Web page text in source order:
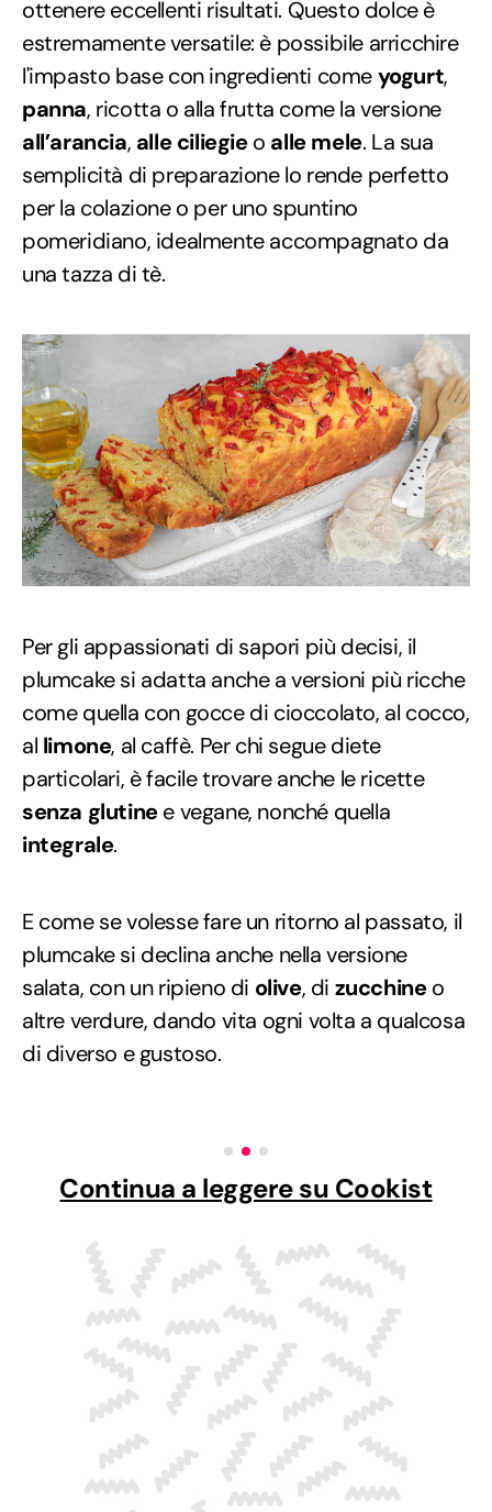
ottenere eccellenti risultati. Questo dolce è
estremamente versatile: è possibile arricchire
l'impasto base con ingredienti comeyogurt,
panna, ricotta o alla frutta come la versione
all’arancia, alle ciliegieo alle mele. La sua
semplicità di preparazione lo rende perfetto
per la colazione o per uno spuntino
pomeridiano, idealmente accompagnato da
una tazza di tè.
Per gli appassionati di sapori più decisi, il
plumcake si adatta anche a versioni più ricche
come quella con gocce di cioccolato, al cocco,
al limone, al caffè. Per chi segue diete
particolari, è facile trovare anche le ricette
senza glutinee vegane, nonché quella
integrale.
E come se volesse fare un ritorno al passato, il
plumcake si declina anche nella versione
salata, con un ripieno di olive, di zucchineo
altre verdure, dando vita ogni volta a qualcosa
di diverso e gustoso.
Continua a leggere su Cookist